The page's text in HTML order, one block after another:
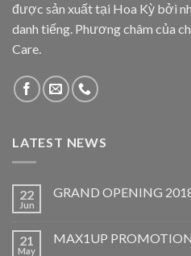
được sản xuất tại Hoa Kỳ bởi
danh tiếng. Phương châm của
Care.
LATEST NEWS
22
Jun
GRAND OPENING
21
May
MAX1UP